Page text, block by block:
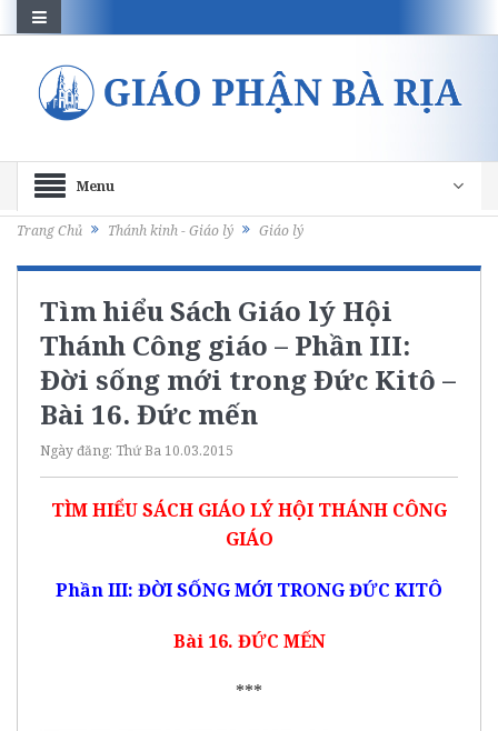
Menu
Trang Chủ Thánh kinh - Giáo lý Giáo lý
Tìm hiểu Sách Giáo lý Hội
Thánh Công giáo – Phần III:
Đời sống mới trong Đức Kitô –
Bài 16. Đức mến
Ngày đăng: Thứ Ba 10.03.2015
TÌM HIỂUSÁCH GIÁO LÝ HỘI THÁNH CÔNG
GIÁO
Phần III: ĐỜI SỐNG MỚI TRONG ĐỨC KITÔ
Bài 16. ĐỨC MẾN
***